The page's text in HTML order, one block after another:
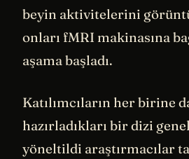
beyin aktivitelerini
onları fMRI makinasına
aşama başladı.
Katılımcıların her birine
hazırladıkları bir dizi
yöneltildi araştırmacılar